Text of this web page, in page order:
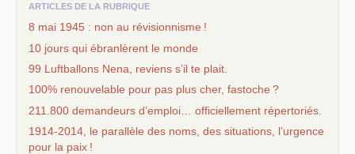
ARTICLES DE LA RUBRIQUE
8 mai 1945 : non au révisionnisme !
10 jours qui ébranlèrent le monde
99 Luftballons Nena, reviens s’il te plait.
100% renouvelable pour pas plus cher, fastoche ?
211.800 demandeurs d’emploi… officiellement répertoriés.
1914-2014, le parallèle des noms, des situations, l’urgence
pour la paix !